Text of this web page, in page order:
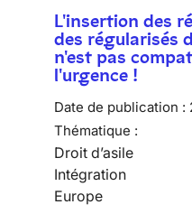
L'insertion des
des régularisés
n'est pas
l'urgence !
Date de publication :
Thématique :
Droit d’asile
Intégration
Europe